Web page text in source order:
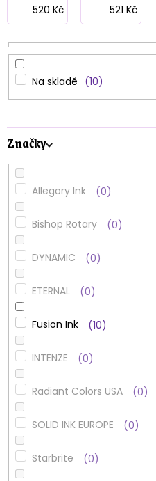
r
o
d
u
k
t
ů
520 Kč 521 Kč
Na skladě 10
Značky
Allegory Ink 0
Bishop Rotary 0
DYNAMIC 0
ETERNAL 0
Fusion Ink 10
INTENZE 0
Radiant Colors USA 0
SOLID INK EUROPE 0
Starbrite 0